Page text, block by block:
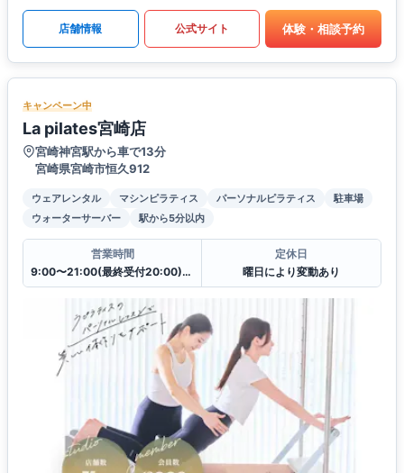
店舗情報 公式サイト 体験・相談予約
キャンペーン中
La pilates宮崎店
宮崎神宮駅から車で13分
宮崎県宮崎市恒久912
ウェアレンタル マシンピラティス パーソナルピラティス
駐車場
ウォーターサーバー
駅から5分以内
営業時間
9:00〜21:00(最終受付20:00)(曜日により変動あり)
定休日
曜日により変動あり